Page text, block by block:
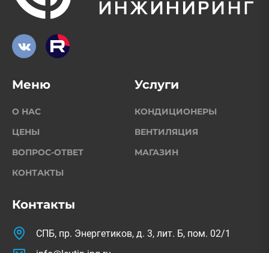
Контакты
СПБ, пр. Энергетиков, д. 3, лит. Б, пом. 02/1
Меню
О НАС
ЦЕНЫ
ВОПРОС-ОТВЕТ
КОНТАКТЫ
Услуги
КОНДИЦИОНЕРЫ
ВЕНТИЛЯЦИЯ
МАГАЗИН